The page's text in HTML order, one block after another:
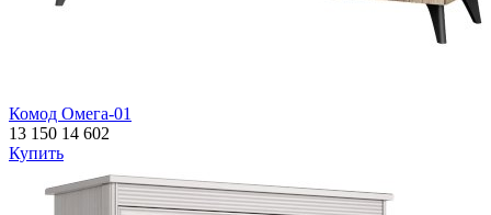
Комод Омега-01
13 150 14 602
Купить